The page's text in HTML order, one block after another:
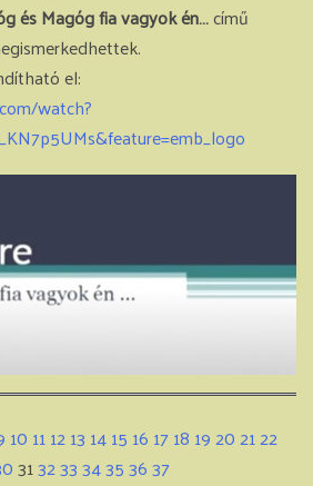
és Magóg fia vagyok én…című
el:
watch?
10 111213 1415 16 1718 19202122
31323334353637